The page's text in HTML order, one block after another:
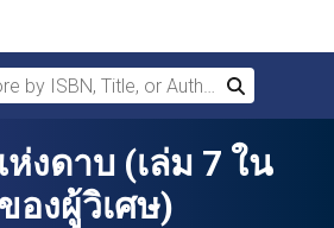
by ISBN, Title, or Author
Search
งดาบ (เล่ม 7 ใน
องผู้วิเศษ)